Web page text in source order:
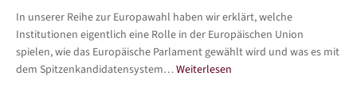
In unserer Reihe zur Europawahl haben wir erklärt, welche
Institutionen eigentlich eine Rolle in der Europäischen Union
spielen, wie das Europäische Parlament gewählt wird und was es mit
dem Spitzenkandidatensystem…Weiterlesen